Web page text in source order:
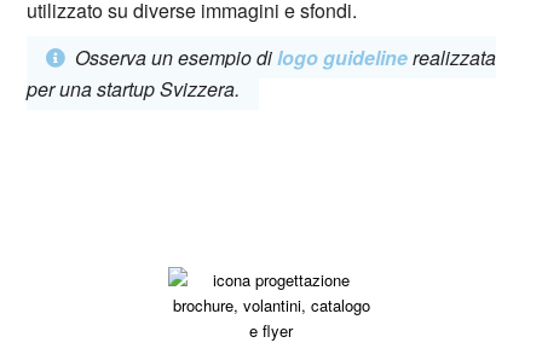
utilizzato su diverse immagini e sfondi.
Osserva un esempio dilogo guidelinerealizzata
per una startup Svizzera.